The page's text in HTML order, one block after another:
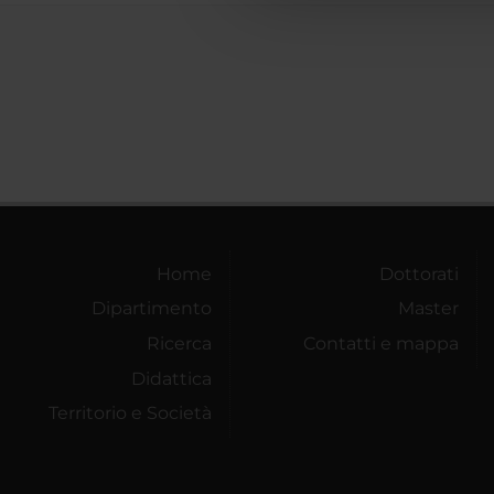
Home
Dipartimento
Ricerca
Didattica
Territorio e Società
Dottorati
Master
Contatti e mappa